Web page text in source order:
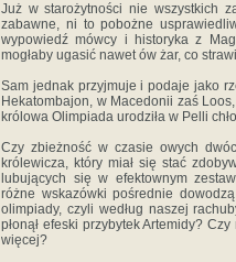
Już w starożytności nie wszystkich
zabawne, ni to pobożne
wypowiedź mówcy i historyka z
mogłaby ugasić nawet ów żar, co
Sam jednak przyjmuje i podaje jako
Hekatombajon, w Macedonii zaś
królowa Olimpiada urodziła w Pelli
Czy zbieżność w czasie owych
królewicza, który miał się stać
lubujących się w efektownym
różne wskazówki pośrednie
olimpiady, czyli według naszej
płonął efeski przybytek Arte­midy?
więcej?